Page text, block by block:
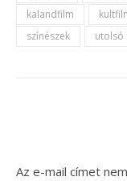
kalandfilm
színészek
utolsó
Az e-mail címet